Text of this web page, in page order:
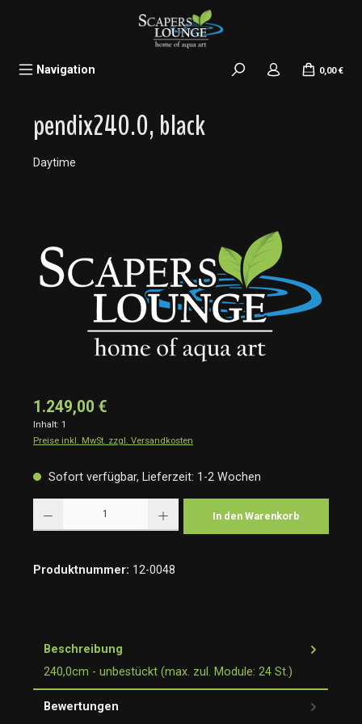
Navigation 0,00 €
pendix240.0, black
Daytime
1.249,00 €
Inhalt: 1
Preise inkl. MwSt. zzgl. Versandkosten
Sofort verfügbar, Lieferzeit: 1-2 Wochen
In den Warenkorb
Produktnummer: 12-0048
Beschreibung
240,0cm - unbestückt (max. zul. Module: 24 St.)
Bewertungen